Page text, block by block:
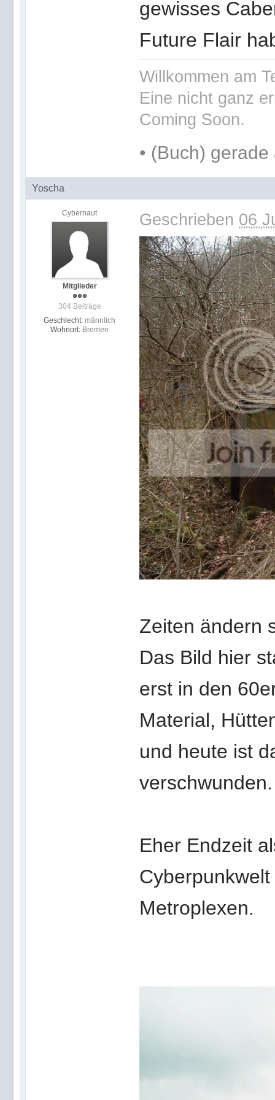
gewisses
Future Flair
Willkommen am
Eine nicht ganz
Coming Soon.
• (Buch) gerade
Yoscha
Cybernaut
Mitglieder
304 Beiträge
Geschlecht: männlich
Wohnort: Bremen
Geschrieben 06
Zeiten ändern
Das Bild hier
erst in den
Material,
und heute ist
verschwunden.
Eher Endzeit
Metroplexen.